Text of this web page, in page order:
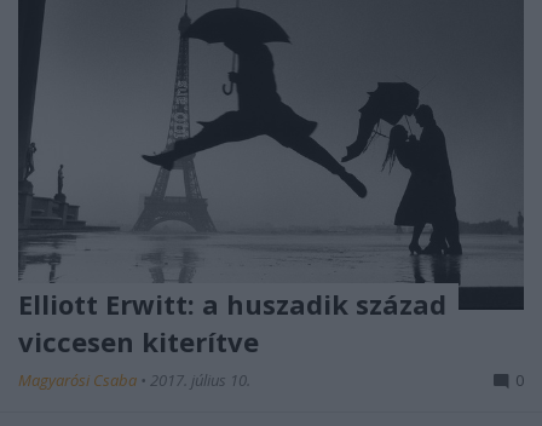
Elliott Erwitt: a huszadik század
viccesen kiterítve
Magyarósi Csaba • 2017. július 10. 0